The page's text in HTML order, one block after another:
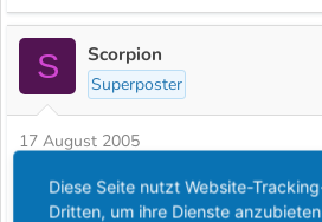
S Scorpion
Superposter
17 August 2005
Also, ich habe mir mal die beiden
gelesen.Meine persönliche Meinung
Diese Seite nutzt Website-
Dritten, um ihre Dienste